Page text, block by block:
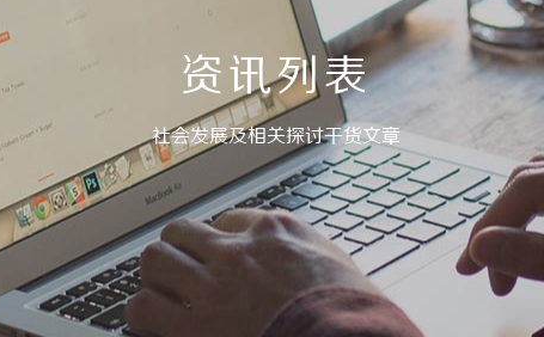
资讯列表
社会发展及相关探讨干货文章